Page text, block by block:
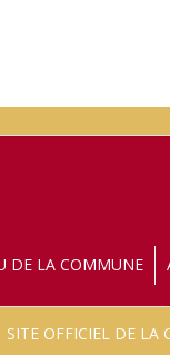
DE LA COMMUNE
SITE OFFICIEL DE LA